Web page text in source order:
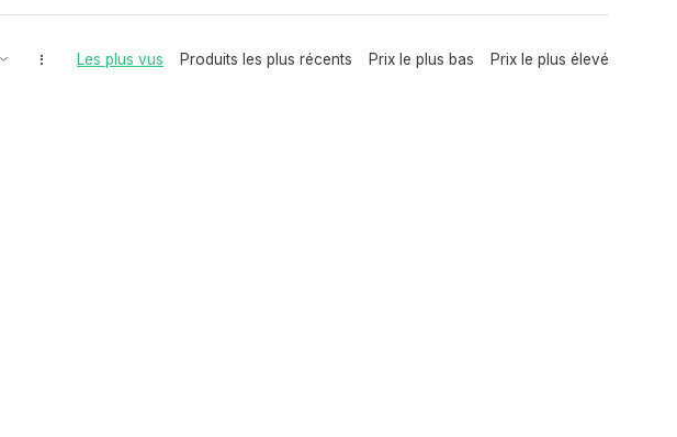
Les plus vus Produits les plus récents Prix le plus bas Prix le plus élevé